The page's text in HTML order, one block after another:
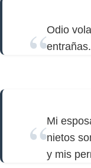
Odio
entrañas.
Mi
nietos
y mis